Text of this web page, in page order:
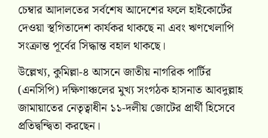
চেম্বার আদালতের সর্বশেষ আদেশের ফলে হাইকোর্টের
দেওয়া স্থগিতাদেশ কার্যকর থাকছে না এবং ঋণখেলাপি
সংক্রান্ত পূর্বের সিদ্ধান্ত বহাল থাকছে।
উল্লেখ্য, কুমিল্লা-৪ আসনে জাতীয় নাগরিক পার্টির
(এনসিপি) দক্ষিণাঞ্চলের মুখ্য সংগঠক হাসনাত আবদুল্লাহ
জামায়াতের নেতৃত্বাধীন ১১-দলীয় জোটের প্রার্থী হিসেবে
প্রতিদ্বন্দ্বিতা করছেন।